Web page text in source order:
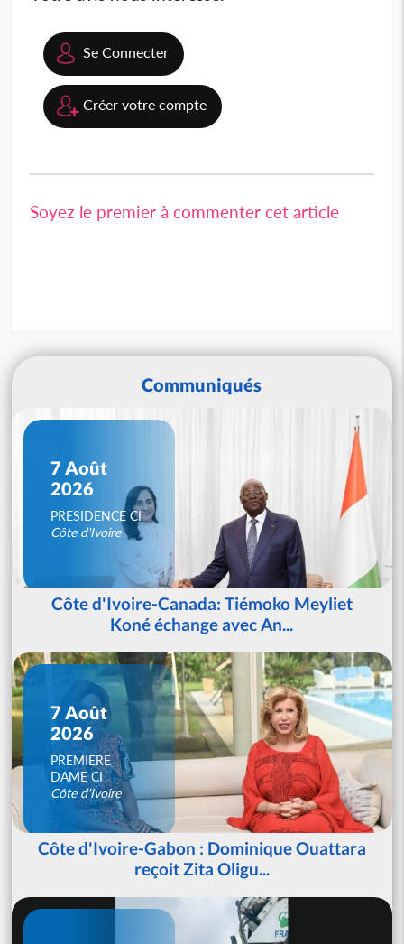
Se Connecter
Créer votre compte
Soyez le premier à commenter cet article
Communiqués
7 Août
2026
PRESIDENCE CI
Côte d'Ivoire
Côte d'Ivoire-Canada: Tiémoko Meyliet
Koné échange avec An...
7 Août
2026
PREMIERE
DAME CI
Côte d'Ivoire
Côte d'Ivoire-Gabon : Dominique Ouattara
reçoit Zita Oligu...